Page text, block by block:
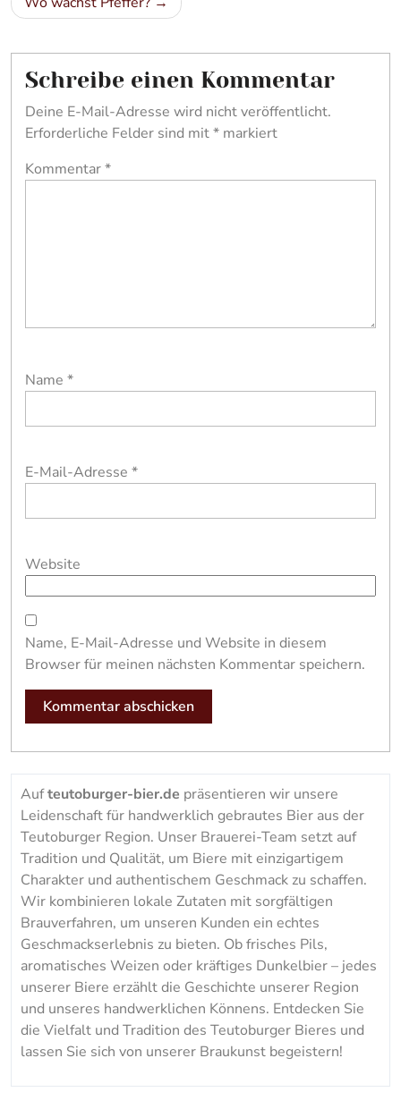
Schreibe einen Kommentar
Deine E-Mail-Adresse wird nicht veröffentlicht.
Erforderliche Felder sind mit* markiert
Kommentar*
Name *
E-Mail-Adresse *
Website
Name, E-Mail-Adresse und Website in diesem
Browser für meinen nächsten Kommentar speichern.
Aufteutoburger-bier.de präsentieren wir unsere
Leidenschaft für handwerklich gebrautes Bier aus der
Teutoburger Region. Unser Brauerei-Team setzt auf
Tradition und Qualität, um Biere mit einzigartigem
Charakter und authentischem Geschmack zu schaffen.
Wir kombinieren lokale Zutaten mit sorgfältigen
Brauverfahren, um unseren Kunden ein echtes
Geschmackserlebnis zu bieten. Ob frisches Pils,
aromatisches Weizen oder kräftiges Dunkelbier – jedes
unserer Biere erzählt die Geschichte unserer Region
und unseres handwerklichen Könnens. Entdecken Sie
die Vielfalt und Tradition des Teutoburger Bieres und
lassen Sie sich von unserer Braukunst begeistern!